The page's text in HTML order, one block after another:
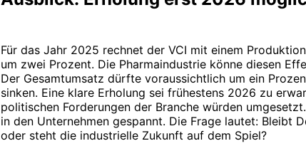
Für das Jahr 2025 rechnet der VCI mit einem
um zwei Prozent. Die Pharmaindustrie könne diesen
Der Gesamtumsatz dürfte voraussichtlich um ein
sinken. Eine klare Erholung sei frühestens 2026 zu
politischen Forderungen der Branche würden
in den Unternehmen gespannt. Die Frage lautet: Bleibt
oder steht die industrielle Zukunft auf dem Spiel?